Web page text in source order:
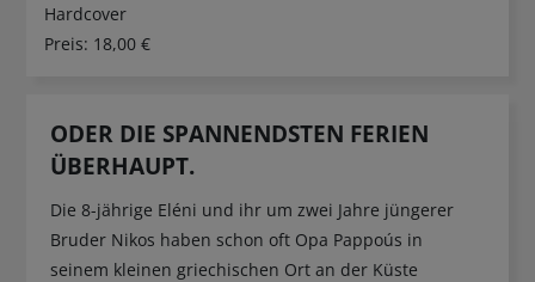
Hardcover
Preis: 18,00 €
ODER DIE SPANNENDSTEN FERIEN
ÜBERHAUPT.
Die 8-jährige Eléni und ihr um zwei Jahre jüngerer
Bruder Nikos haben schon oft Opa Pappoús in
seinem kleinen griechischen Ort an der Küste